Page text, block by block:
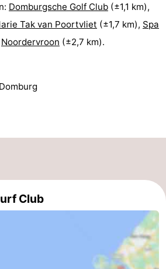
Domburgsche Golf Club (±1,1 km),
Tak van Poortvliet (±1,7 km), Spa
Noordervroon (±2,7 km).
Club